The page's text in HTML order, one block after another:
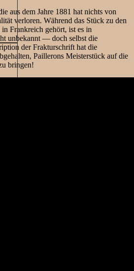
aus dem Jahre 1881 hat nichts von
verloren. Während das Stück zu den
Frankreich gehört, ist es in
unbekannt — doch selbst die
der Frakturschrift hat die
Paillerons Meisterstück auf die
bringen!